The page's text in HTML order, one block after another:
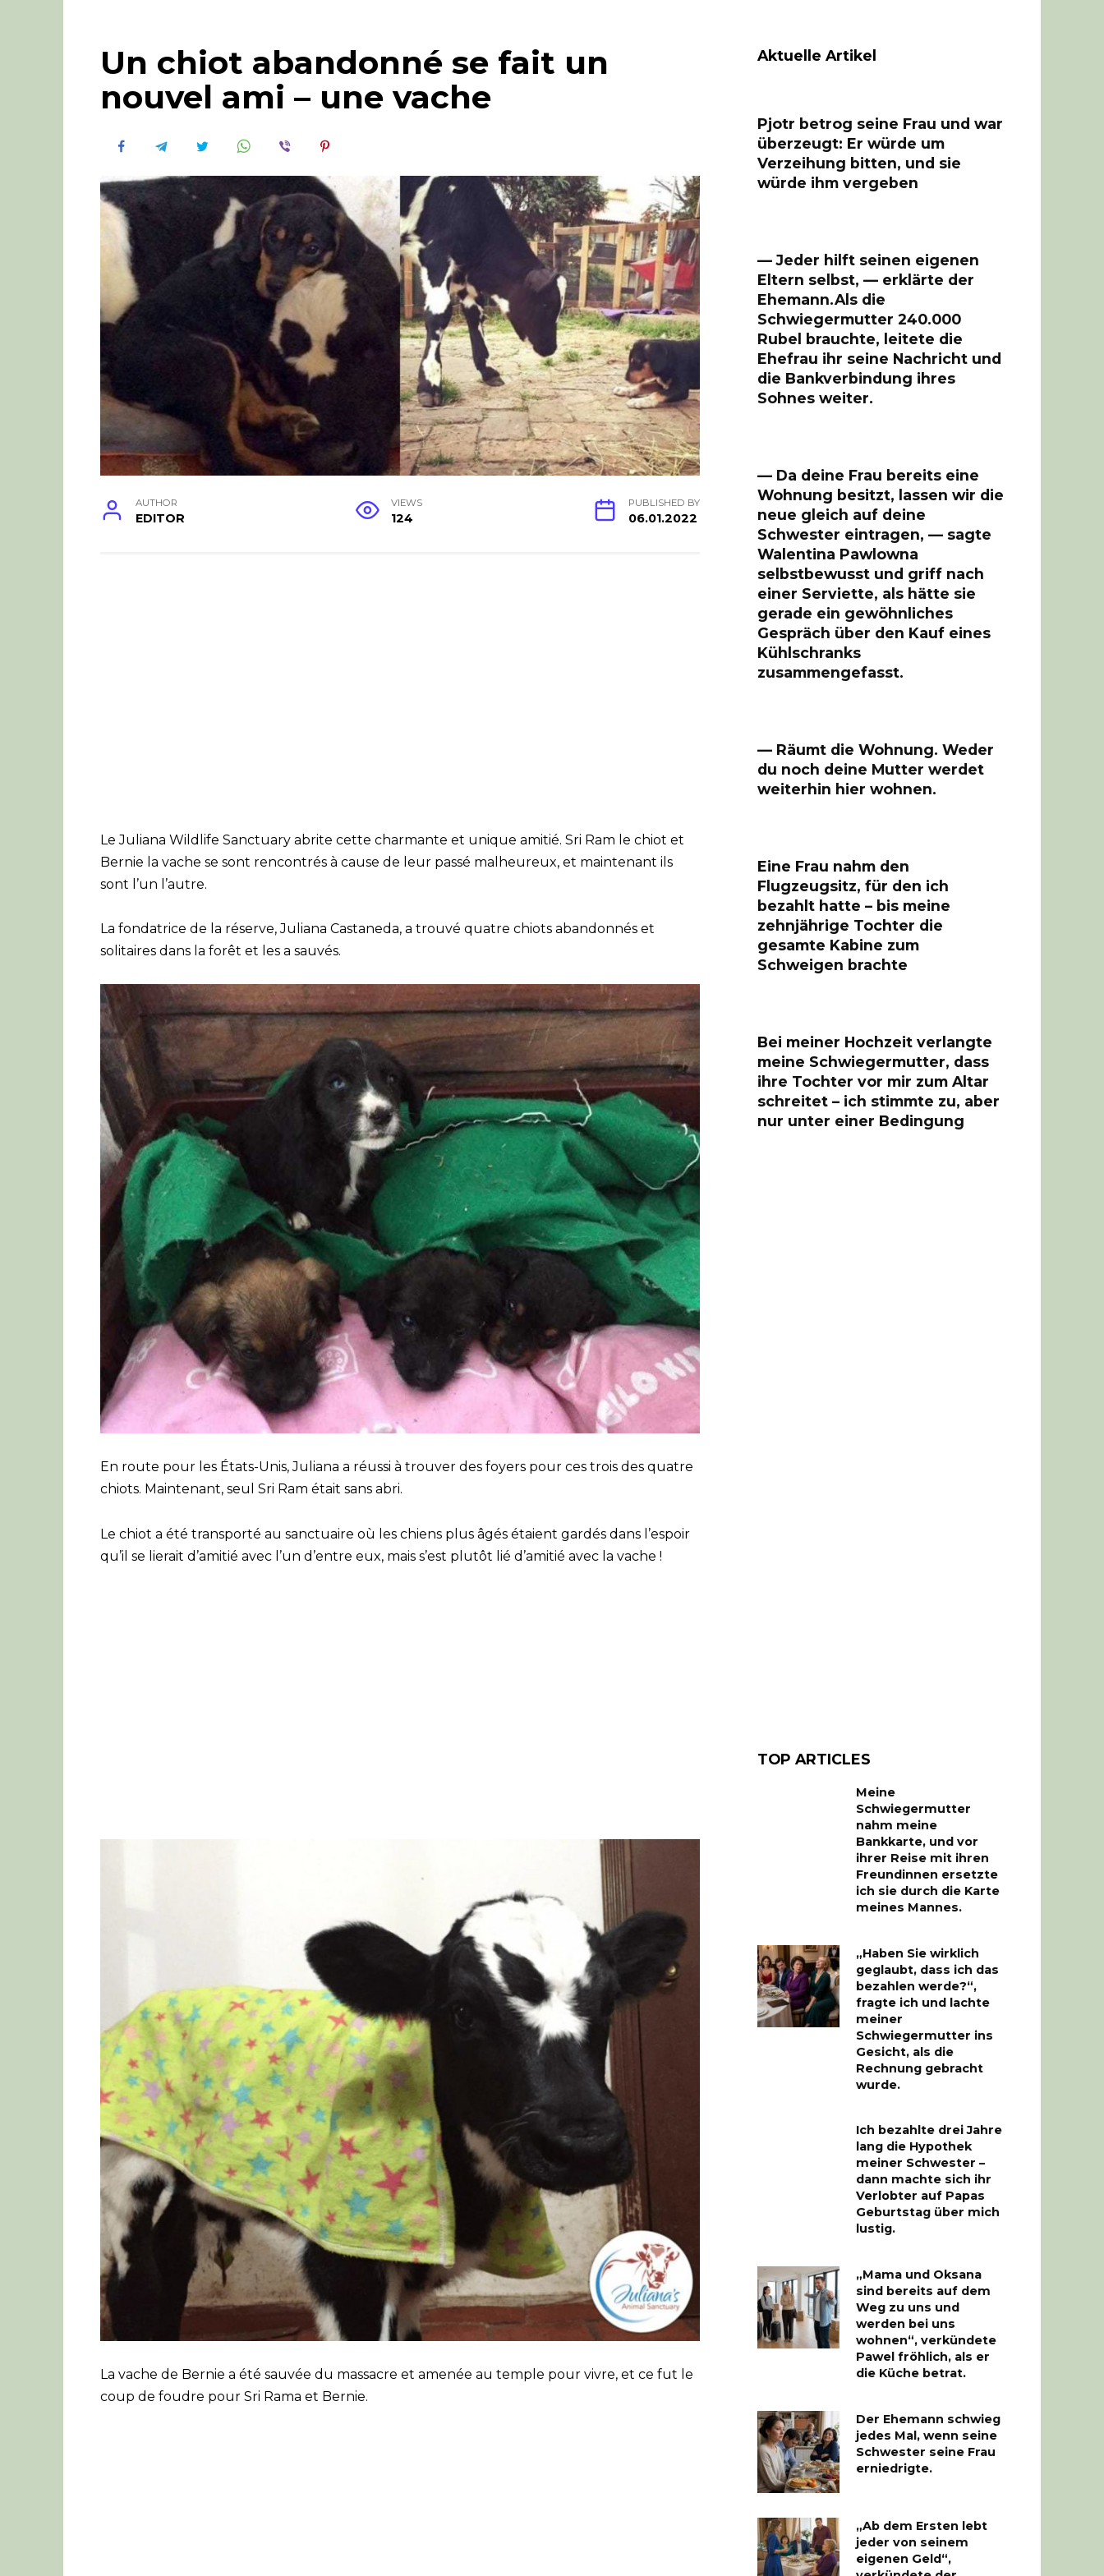
Un chiot abandonné se fait un
nouvel ami – une vache
AUTHOR
EDITOR
VIEWS
124
PUBLISHED BY
06.01.2022
Le Juliana Wildlife Sanctuary abrite cette charmante et unique amitié. Sri Ram le chiot et
Bernie la vache se sont rencontrés à cause de leur passé malheureux, et maintenant ils
sont l’un l’autre.
La fondatrice de la réserve, Juliana Castaneda, a trouvé quatre chiots abandonnés et
solitaires dans la forêt et les a sauvés.
En route pour les États-Unis, Juliana a réussi à trouver des foyers pour ces trois des quatre
chiots. Maintenant, seul Sri Ram était sans abri.
Le chiot a été transporté au sanctuaire où les chiens plus âgés étaient gardés dans l’espoir
qu’il se lierait d’amitié avec l’un d’entre eux, mais s’est plutôt lié d’amitié avec la vache !
La vache de Bernie a été sauvée du massacre et amenée au temple pour vivre, et ce fut le
coup de foudre pour Sri Rama et Bernie.
Aktuelle Artikel
Pjotr betrog seine Frau und war
überzeugt: Er würde um
Verzeihung bitten, und sie
würde ihm vergeben
— Jeder hilft seinen eigenen
Eltern selbst, — erklärte der
Ehemann.Als die
Schwiegermutter 240.000
Rubel brauchte, leitete die
Ehefrau ihr seine Nachricht und
die Bankverbindung ihres
Sohnes weiter.
— Da deine Frau bereits eine
Wohnung besitzt, lassen wir die
neue gleich auf deine
Schwester eintragen, — sagte
Walentina Pawlowna
selbstbewusst und griff nach
einer Serviette, als hätte sie
gerade ein gewöhnliches
Gespräch über den Kauf eines
Kühlschranks
zusammengefasst.
— Räumt die Wohnung. Weder
du noch deine Mutter werdet
weiterhin hier wohnen.
Eine Frau nahm den
Flugzeugsitz, für den ich
bezahlt hatte – bis meine
zehnjährige Tochter die
gesamte Kabine zum
Schweigen brachte
Bei meiner Hochzeit verlangte
meine Schwiegermutter, dass
ihre Tochter vor mir zum Altar
schreitet – ich stimmte zu, aber
nur unter einer Bedingung
TOP ARTICLES
Meine
Schwiegermutter
nahm meine
Bankkarte, und vor
ihrer Reise mit ihren
Freundinnen ersetzte
ich sie durch die Karte
meines Mannes.
„Haben Sie wirklich
geglaubt, dass ich das
bezahlen werde?“,
fragte ich und lachte
meiner
Schwiegermutter ins
Gesicht, als die
Rechnung gebracht
wurde.
Ich bezahlte drei Jahre
lang die Hypothek
meiner Schwester –
dann machte sich ihr
Verlobter auf Papas
Geburtstag über mich
lustig.
„Mama und Oksana
sind bereits auf dem
Weg zu uns und
werden bei uns
wohnen“, verkündete
Pawel fröhlich, als er
die Küche betrat.
Der Ehemann schwieg
jedes Mal, wenn seine
Schwester seine Frau
erniedrigte.
„Ab dem Ersten lebt
jeder von seinem
eigenen Geld“,